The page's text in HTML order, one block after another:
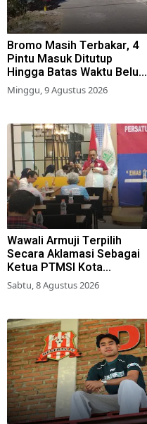
Bromo Masih Terbakar, 4
Pintu Masuk Ditutup
Hingga Batas Waktu Belum
Ditentukan
Minggu, 9 Agustus 2026
Wawali Armuji Terpilih
Secara Aklamasi Sebagai
Ketua PTMSI Kota
Surabaya
Sabtu, 8 Agustus 2026